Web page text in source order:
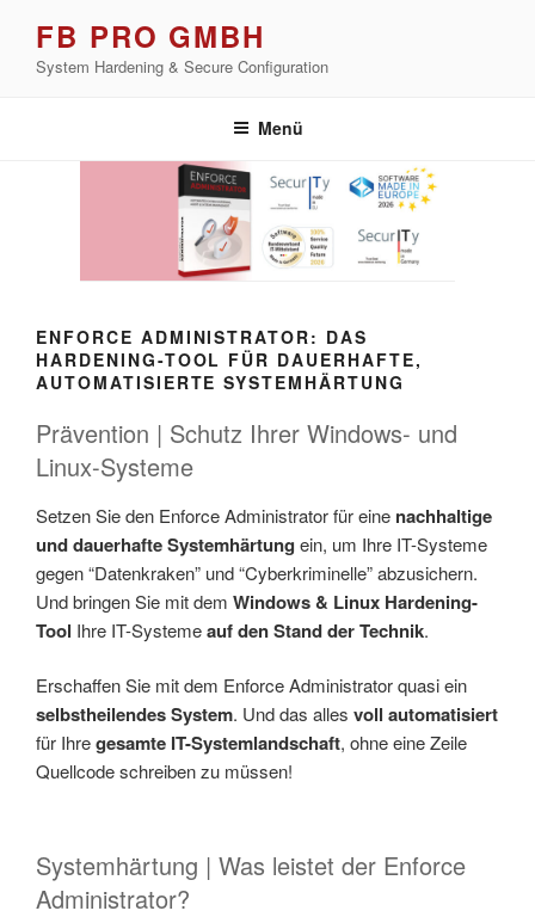
springen
FB PRO GMBH
System Hardening & Secure Configuration
Menü
ENFORCE ADMINISTRATOR: DAS
HARDENING-TOOL FÜR DAUERHAFTE,
AUTOMATISIERTE SYSTEMHÄRTUNG
Prävention | Schutz Ihrer Windows- und
Linux-Systeme
Setzen Sie den Enforce Administrator für eine nachhaltige
und dauerhafte Systemhärtung ein, um Ihre IT-Systeme
gegen “Datenkraken” und “Cyberkriminelle” abzusichern.
Und bringen Sie mit dem Windows & Linux Hardening-
Tool Ihre IT-Systemeauf den Stand der Technik.
Erschaffen Sie mit dem Enforce Administrator quasi ein
selbstheilendes System. Und das alles voll automatisiert
für Ihregesamte IT-Systemlandschaft, ohne eine Zeile
Quellcode schreiben zu müssen!
Systemhärtung | Was leistet der Enforce
Administrator?